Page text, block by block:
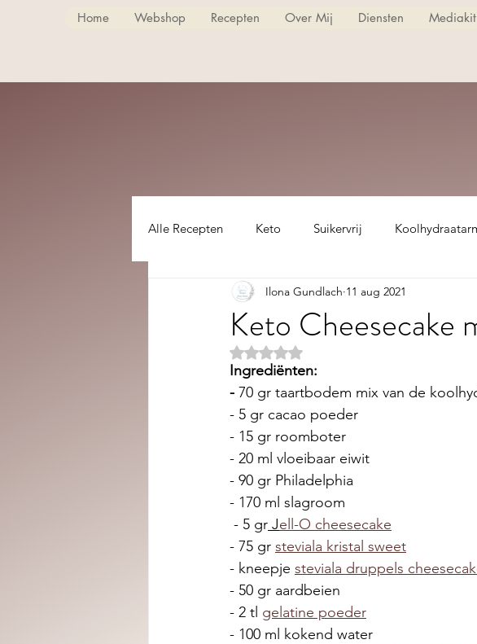
Home Webshop Recepten Over Mij Diensten Mediakit
Alle Recepten Keto Suikervrij
Lekker gezellig :) hoofdgerecht
Keto Cheesecake
Ilona Gundlach 11 aug 2021
Beoordeeld met NaN uit 5 sterren.
Ingrediënten:
- 70 gr taartbodem mix van de
- 5 gr cacao poeder
- 15 gr roomboter
- 20 ml vloeibaar eiwit
- 90 gr Philadelphia
- 170 ml slagroom
- 5 gr Jell-O cheesecake
- 75 gr steviala kristal sweet
- kneepje steviala druppels
- 50 gr aardbeien
- 2 tl gelatine poeder
- 100 ml kokend water